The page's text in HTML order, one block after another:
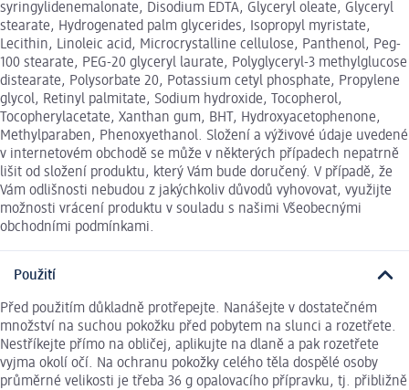
syringylidenemalonate, Disodium EDTA, Glyceryl oleate, Glyceryl
stearate, Hydrogenated palm glycerides, Isopropyl myristate,
Lecithin, Linoleic acid, Microcrystalline cellulose, Panthenol, Peg-
100 stearate, PEG-20 glyceryl laurate, Polyglyceryl-3 methylglucose
distearate, Polysorbate 20, Potassium cetyl phosphate, Propylene
glycol, Retinyl palmitate, Sodium hydroxide, Tocopherol,
Tocopherylacetate, Xanthan gum, BHT, Hydroxyacetophenone,
Methylparaben, Phenoxyethanol. Složení a výživové údaje uvedené
v internetovém obchodě se může v některých případech nepatrně
lišit od složení produktu, který Vám bude doručený. V případě, že
Vám odlišnosti nebudou z jakýchkoliv důvodů vyhovovat, využijte
možnosti vrácení produktu v souladu s našimi Všeobecnými
obchodními podmínkami.
Použití
Před použitím důkladně protřepejte. Nanášejte v dostatečném
množství na suchou pokožku před pobytem na slunci a rozetřete.
Nestříkejte přímo na obličej, aplikujte na dlaně a pak rozetřete
vyjma okolí očí. Na ochranu pokožky celého těla dospělé osoby
průměrné velikosti je třeba 36 g opalovacího přípravku, tj. přibližně